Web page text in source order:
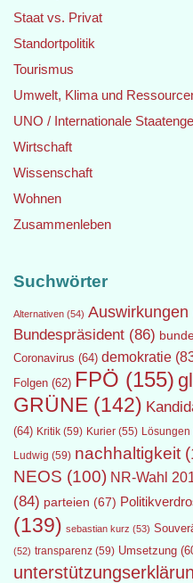
Staat vs. Privat
Standortpolitik
Tourismus
Umwelt, Klima und
UNO / Internationale
Wirtschaft
Wissenschaft
Wohnen
Zusammenleben
Suchwörter
Alternativen (54) Auswirkungen
Bundespräsident (86)
Coronavirus (64) demokratie
Folgen (62) FPÖ (155)
GRÜNE (142)
(64) Kritik (59) Kurier (55) Lösungen
Ludwig (59) nachhaltigkeit
NEOS (100) NR-Wahl
(84) parteien (67)
(139) sebastian kurz (53)
(52) transparenz (59) Umsetzung